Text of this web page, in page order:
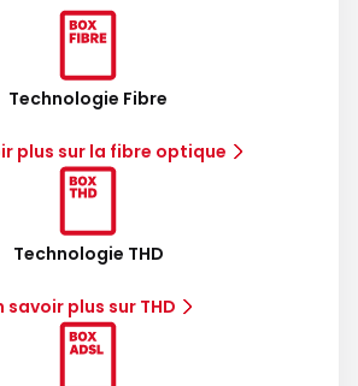
Technologie Fibre
plus sur la fibre optique
Technologie THD
savoir plus sur THD